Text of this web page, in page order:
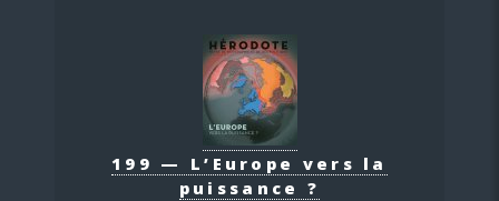
199 — L’Europe vers la
puissance ?